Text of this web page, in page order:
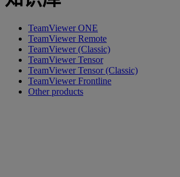
TeamViewer ONE
TeamViewer Remote
TeamViewer (Classic)
TeamViewer Tensor
TeamViewer Tensor (Classic)
TeamViewer Frontline
Other products